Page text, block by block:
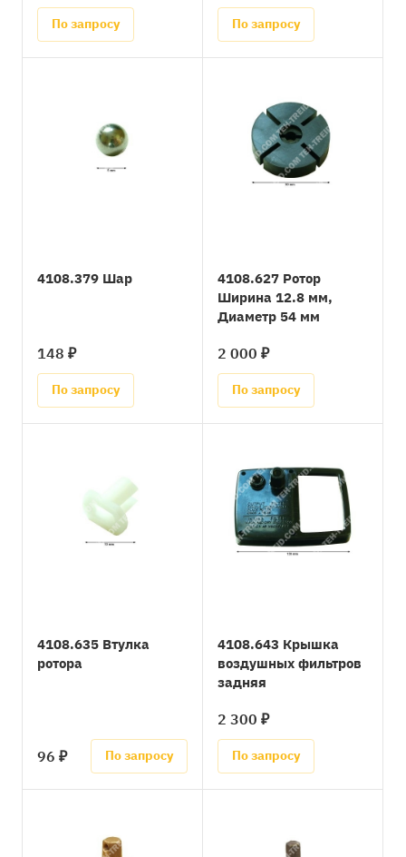
По запросу По запросу
4108.379 Шар
148 ₽
По запросу
4108.627 Ротор
Ширина 12.8 мм,
Диаметр 54 мм
2 000 ₽
По запросу
4108.635 Втулка
ротора
96 ₽ По запросу
4108.643 Крышка
воздушных фильтров
задняя
2 300 ₽
По запросу